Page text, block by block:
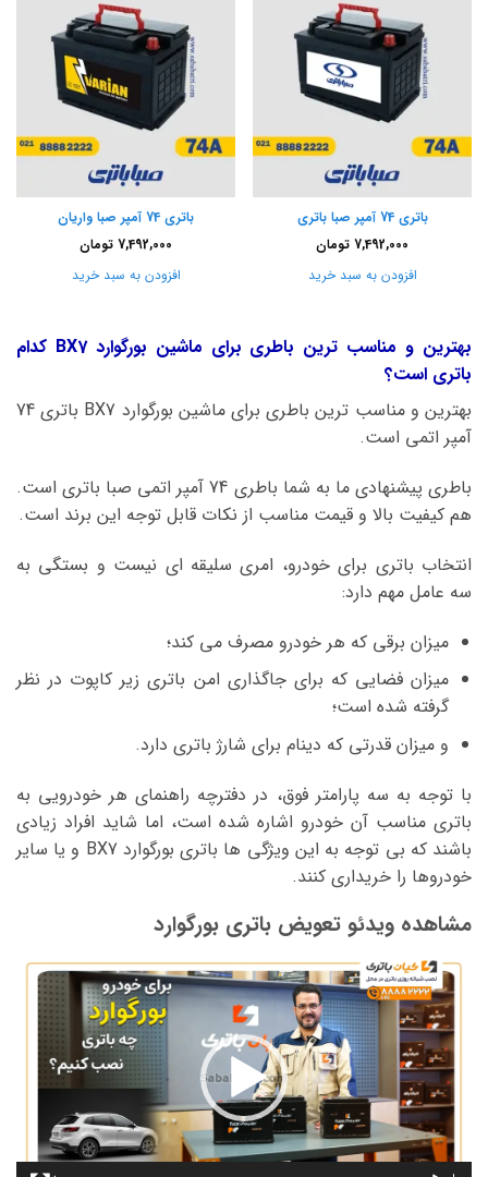
باتری 74 آمپر صبا باتری
7,492,000 تومان
افزودن به سبد خرید
باتری 74 آمپر صبا واریان
7,492,000 تومان
افزودن به سبد خرید
بهترین و مناسب ترین باطری برای ماشین بورگوارد BX7 کدام
باتری است؟
بهترین و مناسب ترین باطری برای ماشین بورگوارد BX7 باتری 74
آمپر اتمی است.
باطری پیشنهادی ما به شما باطری 74 آمپر اتمی صبا باتری است.
هم کیفیت بالا و قیمت مناسب از نکات قابل توجه این برند است.
انتخاب باتری برای خودرو، امری سلیقه ای نیست و بستگی به
سه عامل مهم دارد:
میزان برقی که هر خودرو مصرف می کند؛
میزان فضایی که برای جاگذاری امن باتری زیر کاپوت در نظر
گرفته شده است؛
و میزان قدرتی که دینام برای شارژ باتری دارد.
با توجه به سه پارامتر فوق، در دفترچه راهنمای هر خودرویی به
باتری مناسب آن خودرو اشاره شده است، اما شاید افراد زیادی
باشند که بی توجه به این ویژگی ها باتری بورگوارد BX7 و یا سایر
خودروها را خریداری کنند.
مشاهده ویدئو تعویض باتری بورگوارد
نمایشگر
ویدیو